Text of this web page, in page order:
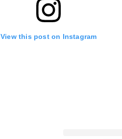
View this post on Instagram